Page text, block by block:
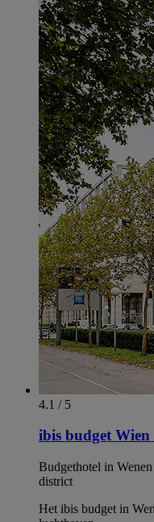
4.1 / 5
ibis budget Wien
Budgethotel in
district
Het ibis budget in